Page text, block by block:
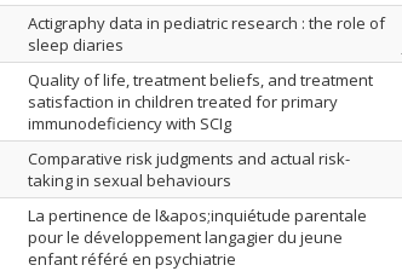
Actigraphy data in pediatric research : the role of
sleep diaries
Quality of life, treatment beliefs, and treatment
satisfaction in children treated for primary
immunodeficiency with SCIg
Comparative risk judgments and actual risk-
taking in sexual behaviours
La pertinence de l&apos;inquiétude parentale
pour le développement langagier du jeune
enfant référé en psychiatrie